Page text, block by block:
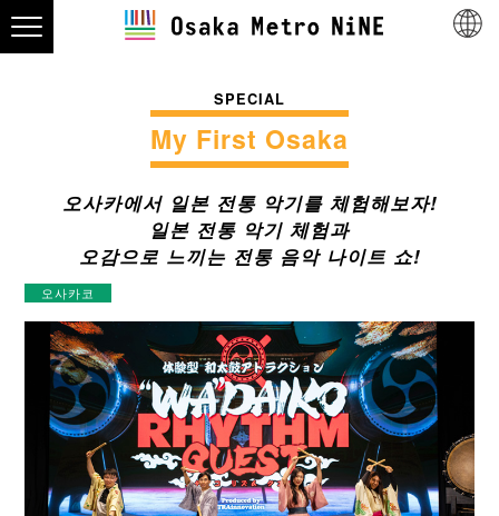
SPECIAL
My First Osaka
오사카에서 일본 전통 악기를 체험해보자!
일본 전통 악기 체험과
오감으로 느끼는 전통 음악 나이트 쇼!
오사카코